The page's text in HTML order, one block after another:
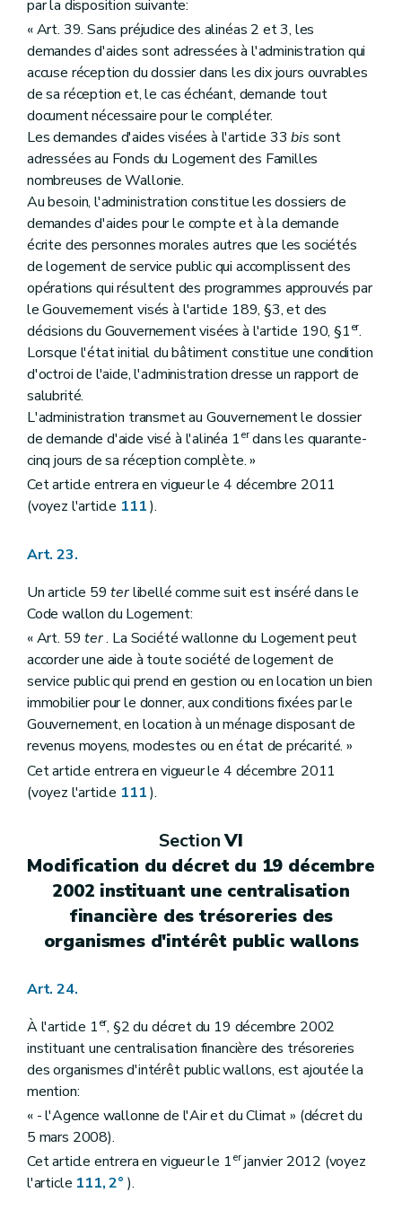
par la disposition suivante:
« Art. 39. Sans préjudice des alinéas 2 et 3, les
demandes d'aides sont adressées à l'administration qui
accuse réception du dossier dans les dix jours ouvrables
de sa réception et, le cas échéant, demande tout
document nécessaire pour le compléter.
Les demandes d'aides visées à l'article 33bis sont
adressées au Fonds du Logement des Familles
nombreuses de Wallonie.
Au besoin, l'administration constitue les dossiers de
demandes d'aides pour le compte et à la demande
écrite des personnes morales autres que les sociétés
de logement de service public qui accomplissent des
opérations qui résultent des programmes approuvés par
le Gouvernement visés à l'article 189, §3, et des
décisions du Gouvernement visées à l'article 190, §1er.
Lorsque l'état initial du bâtiment constitue une condition
d'octroi de l'aide, l'administration dresse un rapport de
salubrité.
L'administration transmet au Gouvernement le dossier
de demande d'aide visé à l'alinéa 1erdans les quarante-
cinq jours de sa réception complète. »
Cet article entrera en vigueur le 4 décembre 2011
(voyez l'article 111).
Art. 23.
Un article 59terlibellé comme suit est inséré dans le
Code wallon du Logement:
« Art. 59ter. La Société wallonne du Logement peut
accorder une aide à toute société de logement de
service public qui prend en gestion ou en location un bien
immobilier pour le donner, aux conditions fixées par le
Gouvernement, en location à un ménage disposant de
revenus moyens, modestes ou en état de précarité. »
Cet article entrera en vigueur le 4 décembre 2011
(voyez l'article 111).
SectionVI
Modification du décret du 19 décembre
2002 instituant une centralisation
financière des trésoreries des
organismes d'intérêt public wallons
Art. 24.
À l'article 1er, §2 du décret du 19 décembre 2002
instituant une centralisation financière des trésoreries
des organismes d'intérêt public wallons, est ajoutée la
mention:
« - l'Agence wallonne de l'Air et du Climat » (décret du
5 mars 2008).
Cet article entrera en vigueur le 1erjanvier 2012 (voyez
l'article 111, 2° ).